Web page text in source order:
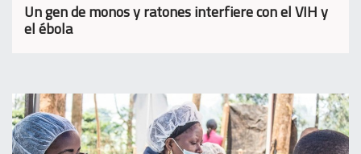
Un gen de monos y ratones interfiere con el VIH y
el ébola